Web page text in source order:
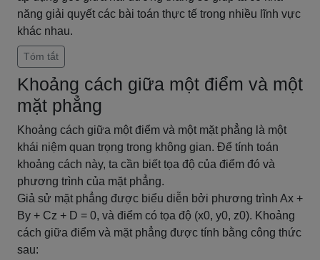
năng giải quyết các bài toán thực tế trong nhiều lĩnh vực
khác nhau.
Tóm tắt
Khoảng cách giữa một điểm và một
mặt phẳng
Khoảng cách giữa một điểm và một mặt phẳng là một
khái niệm quan trọng trong không gian. Để tính toán
khoảng cách này, ta cần biết tọa độ của điểm đó và
phương trình của mặt phẳng.
Giả sử mặt phẳng được biểu diễn bởi phương trình Ax +
By + Cz + D = 0, và điểm có tọa độ (x0, y0, z0). Khoảng
cách giữa điểm và mặt phẳng được tính bằng công thức
sau: